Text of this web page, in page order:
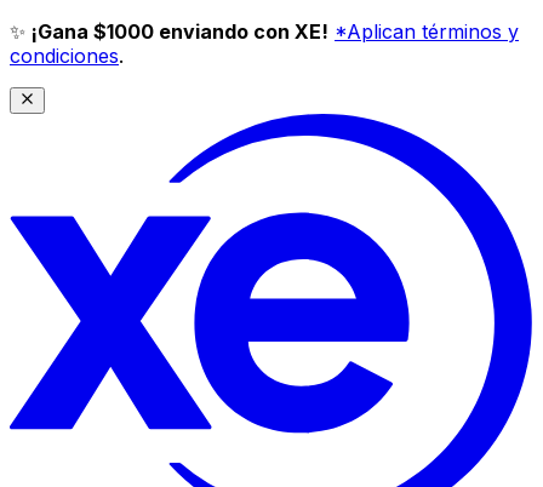
✨ ¡Gana $1000 enviando con XE! *Aplican términos y
condiciones.